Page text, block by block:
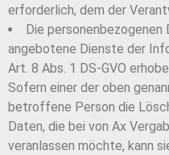
erforderlich, dem der
Die personenbezogenen
angebotene Dienste der
Art. 8 Abs. 1 DS-GVO
Sofern einer der oben
betroffene Person die
Daten, die bei von Ax
veranlassen möchte, kann